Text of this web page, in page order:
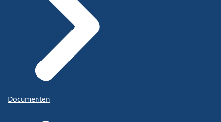
Documenten